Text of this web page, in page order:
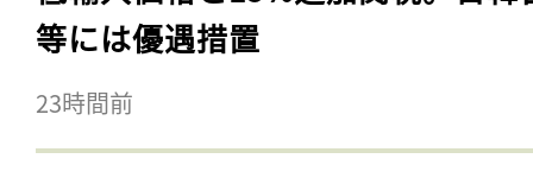
等には優遇措置
23時間前